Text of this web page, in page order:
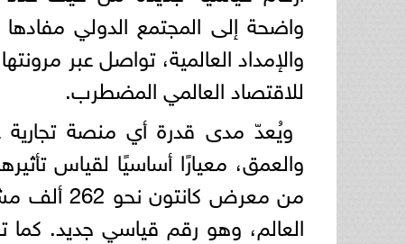
واضحة إلى المجتمع الدولي
والإمداد العالمية، تواصل عبر
للاقتصاد العالمي المضطرب.
ويُعدّ مدى قدرة أي منصة تجارية
والعمق، معيارًا أساسيًا لقياس
العالم، وهو رقم قياسي جديد. كما